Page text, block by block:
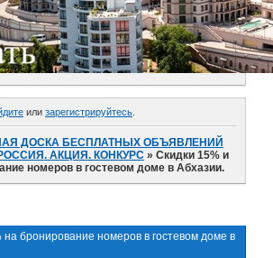
или зарегистрируйтесь
ДОСКА БЕСПЛАТНЫХ ОБЪЯВЛЕНИЙ
АКЦИЯ. КОНКУРС »Скидки 15% и
номеров в гостевом доме в Абхазии.
на бронирование номеров в гостевом доме в